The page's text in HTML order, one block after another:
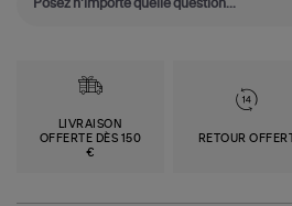
LIVRAISON
OFFERTE DÈS 150
€
RETOUR OFFERT